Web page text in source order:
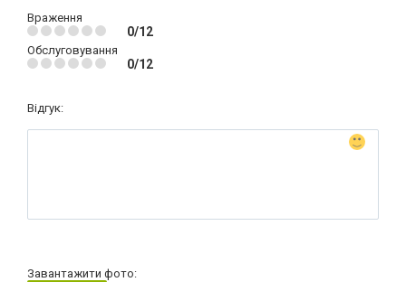
Враження
0/12
Обслуговування
0/12
Відгук:
Завантажити фото: